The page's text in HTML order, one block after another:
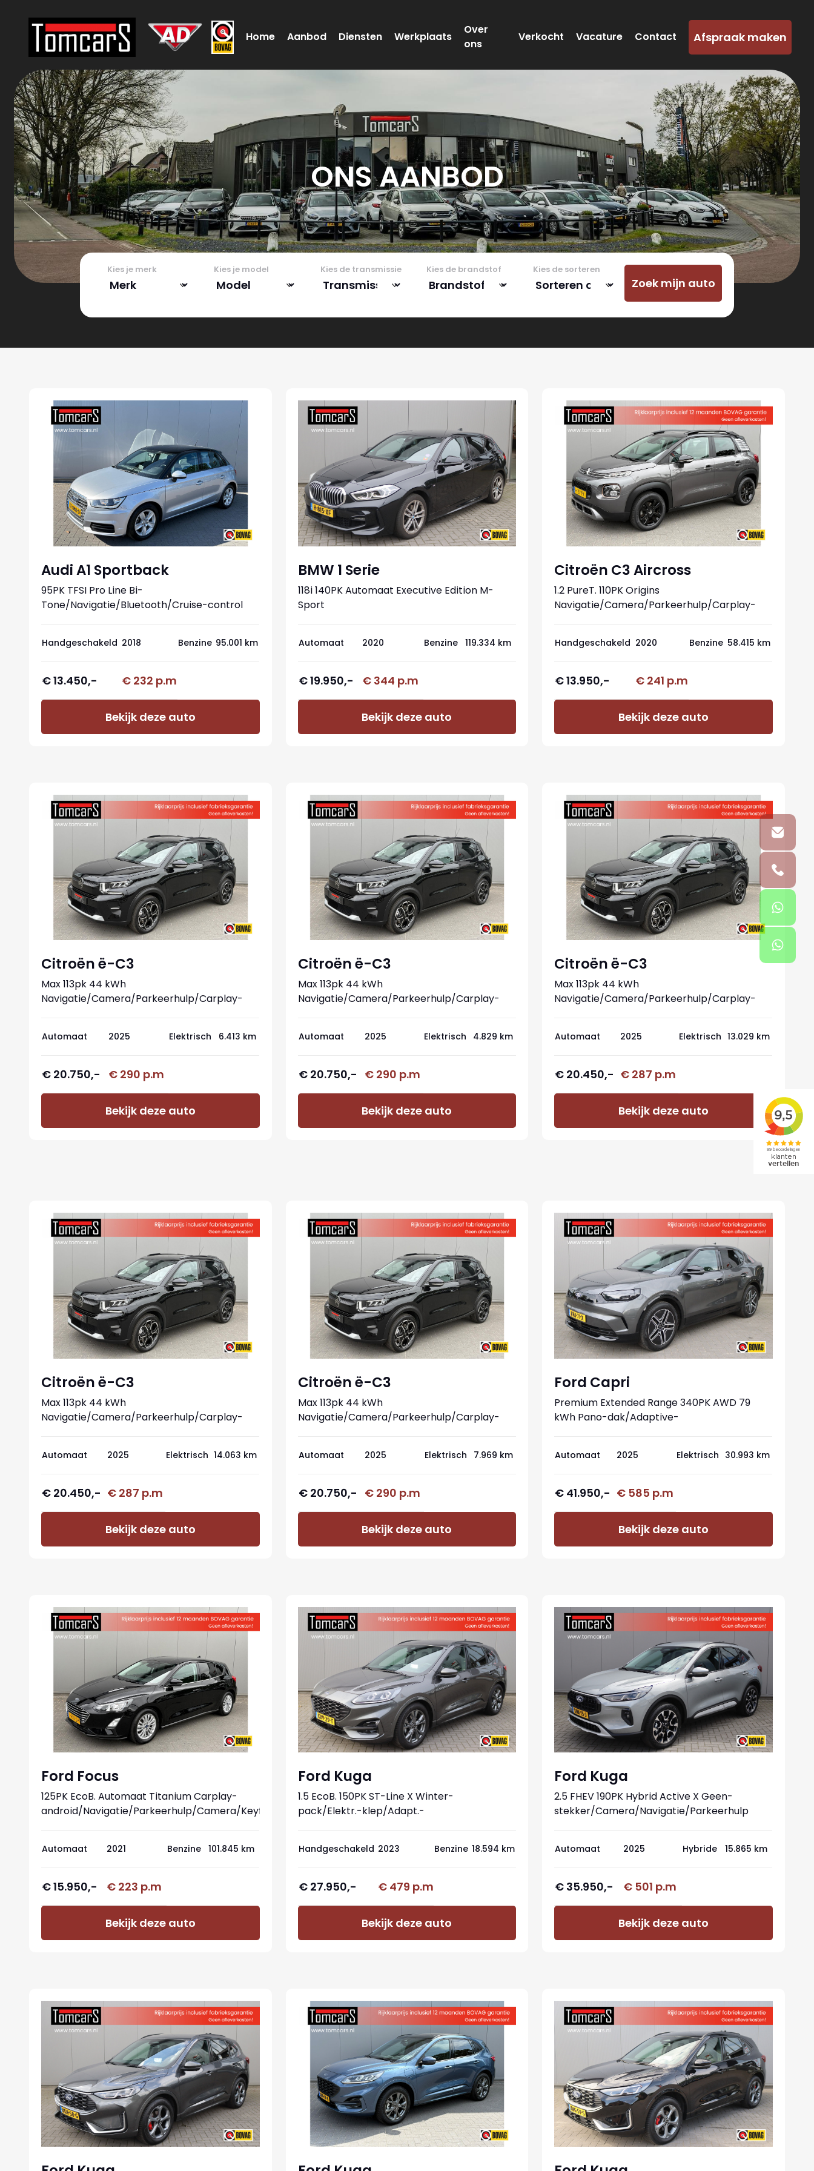
Home Aanbod Diensten Werkplaats
Over
ons
Verkocht Vacature Contact Afspraak maken
ONSAANBOD
Kies je merk Kies je model Kies de transmissie Kies de brandstof Kies de sorteren
Zoek mijn auto
Audi A1 Sportback
95PK TFSI Pro Line Bi-
Tone/Navigatie/Bluetooth/Cruise-control
Handgeschakeld 2018 Benzine 95.001 km
€ 13.450,- € 232 p.m
Bekijk deze auto
BMW 1 Serie
118i 140PK Automaat Executive Edition M-
Sport
Automaat 2020 Benzine 119.334 km
€ 19.950,- € 344 p.m
Bekijk deze auto
Citroën C3 Aircross
1.2 PureT. 110PK Origins
Navigatie/Camera/Parkeerhulp/Carplay-
Handgeschakeld 2020 Benzine 58.415 km
€ 13.950,- € 241 p.m
Bekijk deze auto
Citroën ë-C3
Max 113pk 44 kWh
Navigatie/Camera/Parkeerhulp/Carplay-
Automaat 2025 Elektrisch 6.413 km
€ 20.750,- € 290 p.m
Bekijk deze auto
Citroën ë-C3
Max 113pk 44 kWh
Navigatie/Camera/Parkeerhulp/Carplay-
Automaat 2025 Elektrisch 4.829 km
€ 20.750,- € 290 p.m
Bekijk deze auto
Citroën ë-C3
Max 113pk 44 kWh
Navigatie/Camera/Parkeerhulp/Carplay-
Automaat 2025 Elektrisch 13.029 km
€ 20.450,- € 287 p.m
Bekijk deze auto
Citroën ë-C3
Max 113pk 44 kWh
Navigatie/Camera/Parkeerhulp/Carplay-
Automaat 2025 Elektrisch 14.063 km
€ 20.450,- € 287 p.m
Bekijk deze auto
Citroën ë-C3
Max 113pk 44 kWh
Navigatie/Camera/Parkeerhulp/Carplay-
Automaat 2025 Elektrisch 7.969 km
€ 20.750,- € 290 p.m
Bekijk deze auto
Ford Capri
Premium Extended Range 340PK AWD 79
kWh Pano-dak/Adaptive-
Automaat 2025 Elektrisch 30.993 km
€ 41.950,- € 585 p.m
Bekijk deze auto
Ford Focus
125PK EcoB. Automaat Titanium Carplay-
android/Navigatie/Parkeerhulp/Camera/Keyfree
Automaat 2021 Benzine 101.845 km
€ 15.950,- € 223 p.m
Bekijk deze auto
Ford Kuga
1.5 EcoB. 150PK ST-Line X Winter-
pack/Elektr.-klep/Adapt.-
Handgeschakeld 2023 Benzine 18.594 km
€ 27.950,- € 479 p.m
Bekijk deze auto
Ford Kuga
2.5 FHEV 190PK Hybrid Active X Geen-
stekker/Camera/Navigatie/Parkeerhulp
Automaat 2025 Hybride 15.865 km
€ 35.950,- € 501 p.m
Bekijk deze auto